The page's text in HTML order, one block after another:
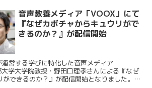
音声教養メディア「VOOX」にて
『なぜカボチャからキュウリがで
きるのか？』が配信開始
営する学びに特化した音声メディア
大学大学院教授・野田口理孝さんによる『なぜ
ができるのか？』が配信開始となりました。今